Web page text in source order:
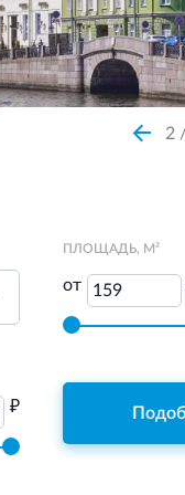
2
ПЛОЩАДЬ, М²
от 159
₽